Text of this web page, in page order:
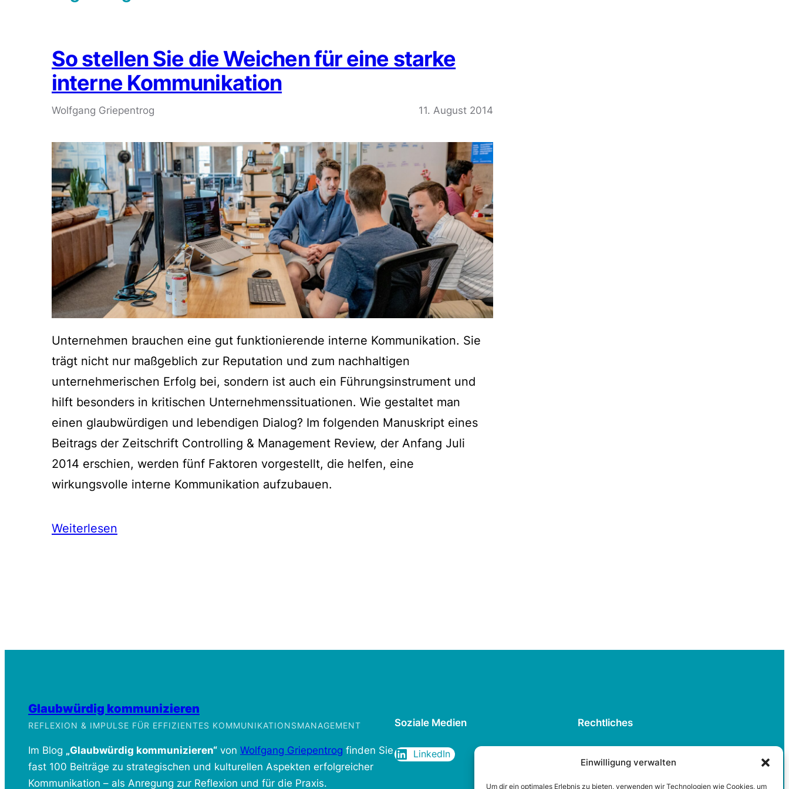
Einwilligung verwalten
Um dir ein optimales Erlebnis zu bieten, verwenden wir Technologien wie Cookies, um
So stellen Sie die Weichen für eine starke
interne Kommunikation
Wolfgang Griepentrog 11. August 2014
Unternehmen brauchen eine gut funktionierende interne Kommunikation. Sie
trägt nicht nur maßgeblich zur Reputation und zum nachhaltigen
unternehmerischen Erfolg bei, sondern ist auch ein Führungsinstrument und
hilft besonders in kritischen Unternehmenssituationen. Wie gestaltet man
einen glaubwürdigen und lebendigen Dialog? Im folgenden Manuskript eines
Beitrags der Zeitschrift Controlling & Management Review, der Anfang Juli
2014 erschien, werden fünf Faktoren vorgestellt, die helfen, eine
wirkungsvolle interne Kommunikation aufzubauen.
Weiterlesen
Glaubwürdig kommunizieren
REFLEXION & IMPULSE FÜR EFFIZIENTES KOMMUNIKATIONSMANAGEMENT
Im Blog „Glaubwürdig kommunizieren“ von Wolfgang Griepentrog finden Sie
fast 100 Beiträge zu strategischen und kulturellen Aspekten erfolgreicher
Kommunikation – als Anregung zur Reflexion und für die Praxis.
Soziale Medien
LinkedIn
Rechtliches
Cookie-Richtlinie